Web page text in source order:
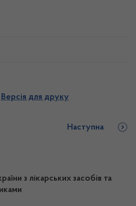
Версія для друку
Наступна
з лікарських засобів та